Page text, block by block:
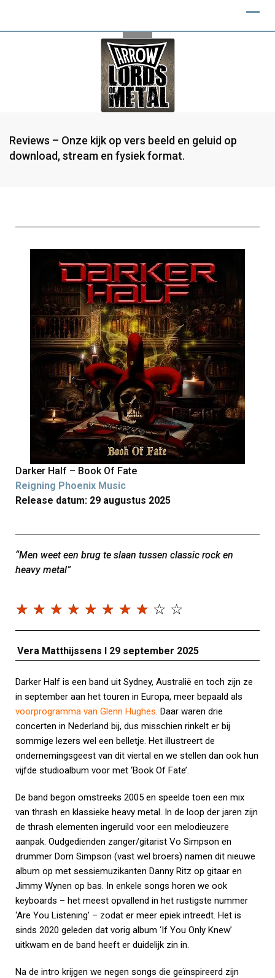
Reviews – Onze kijk op vers beeld en geluid op
download, stream en fysiek format.
Darker Half – Book Of Fate
Reigning Phoenix Music
Release datum: 29 augustus 2025
“Men weet een brug te slaan tussen classic rock en
heavy metal”
☆ ☆ ☆ ☆ ☆ ☆ ☆ ☆ ☆ ☆
Vera Matthijssens I 29 september 2025
Darker Half is een band uit Sydney, Australië en toch zijn ze
in september aan het touren in Europa, meer bepaald als
voorprogramma van Glenn Hughes. Daar waren drie
concerten in Nederland bij, dus misschien rinkelt er bij
sommige lezers wel een belletje. Het illustreert de
ondernemingsgeest van dit viertal en we stellen dan ook hun
vijfde studioalbum voor met ‘Book Of Fate’.
De band begon omstreeks 2005 en speelde toen een mix
van thrash en klassieke heavy metal. In de loop der jaren zijn
de thrash elementen ingeruild voor een melodieuzere
aanpak. Oudgedienden zanger/gitarist Vo Simpson en
drummer Dom Simpson (vast wel broers) namen dit nieuwe
album op met sessiemuzikanten Danny Ritz op gitaar en
Jimmy Wynen op bas. In enkele songs horen we ook
keyboards – het meest opvallend in het rustigste nummer
‘Are You Listening’ – zodat er meer epiek intreedt. Het is
sinds 2020 geleden dat vorig album ‘If You Only Knew’
uitkwam en de band heeft er duidelijk zin in.
Na de intro krijgen we negen songs die geïnspireerd zijn